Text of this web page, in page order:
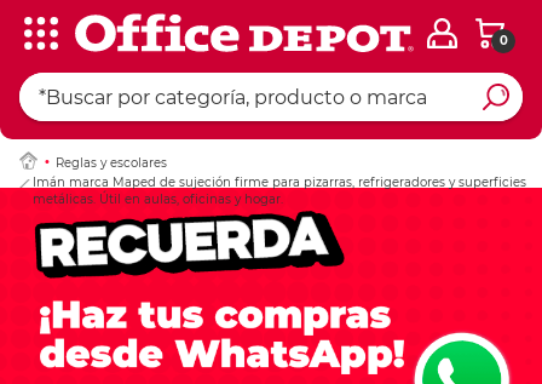
0
Reglas y escolares
Imán marca Maped de sujeción firme para pizarras, refrigeradores y superficies
metálicas. Útil en aulas, oficinas y hogar.
Ingresar Codigo